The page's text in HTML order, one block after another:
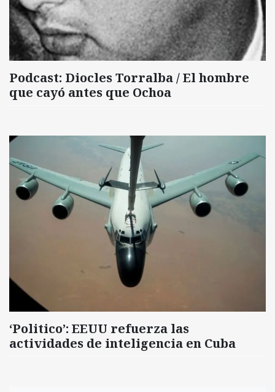
Podcast: Diocles Torralba / El hombre
que cayó antes que Ochoa
‘Politico’: EEUU refuerza las
actividades de inteligencia en Cuba